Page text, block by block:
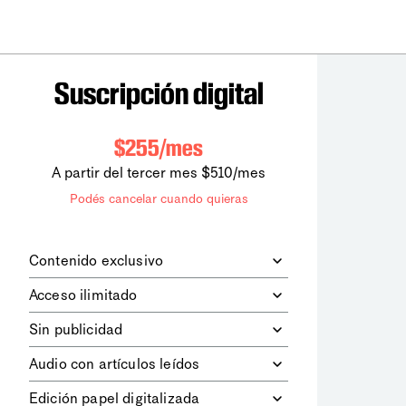
Suscripción digital
$255/mes
A partir del tercer mes $510/mes
Podés cancelar cuando quieras
Contenido exclusivo
digitales dela diaria
los contenidos de Le Monde
diplomatique.
Acceso ilimitado
contenidos.
Sin publicidad
publicitarios.
Audio con artículos leídos
Edición papel digitalizada